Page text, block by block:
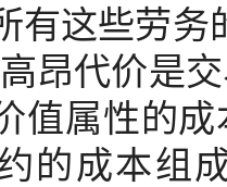
有这些劳务
昂代价是
值属性的
的成本组